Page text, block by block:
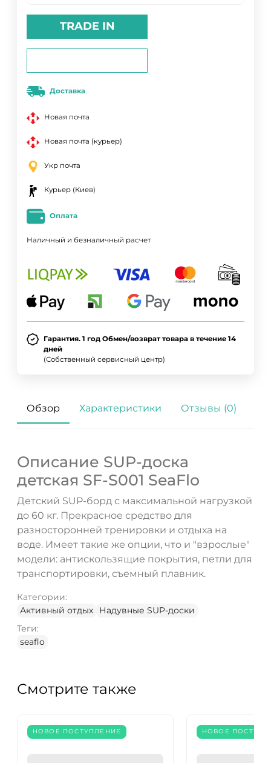
TRADE IN
Доставка
Новая почта
Новая почта (курьер)
Укр почта
Курьер (Киев)
Оплата
Наличный и безналичный расчет
Гарантия. 1 год Обмен/возврат товара в течение 14
дней
(Собственный сервисный центр)
Обзор Характеристики Отзывы (0)
Описание SUP-доска
детская SF-S001 SeaFlo
Детский SUP-борд с максимальной нагрузкой
до 60 кг. Прекрасное средство для
разносторонней тренировки и отдыха на
воде. Имеет такие же опции, что и "взрослые"
модели: антискользящие покрытия, петли для
транспортировки, съемный плавник.
Категории:
Активный отдых
Надувные SUP-доски
Теги:
seaflo
Смотрите также
НОВОЕ ПОСТУПЛЕНИЕ НОВОЕ
ДА НЕТ